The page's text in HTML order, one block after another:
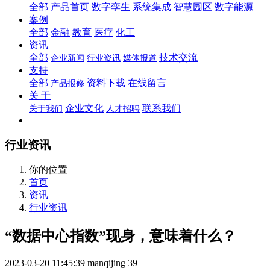
全部 产品首页 数字孪生 系统集成 智慧园区 数字能源
案例
全部 金融 教育 医疗 化工
资讯
全部 企业新闻 行业资讯 媒体报道 技术交流
支持
全部 产品报修 资料下载 在线留言
关 于
关于我们 企业文化 人才招聘 联系我们
行业资讯
你的位置
首页
资讯
行业资讯
“数据中心指数”现身，意味着什么？
2023-03-20 11:45:39 manqijing 39